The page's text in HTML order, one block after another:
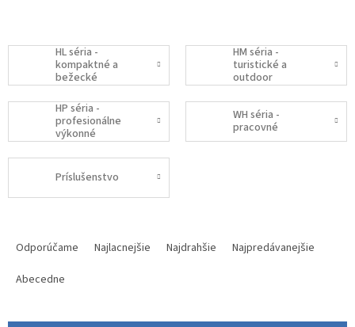
HL séria -
kompaktné a
bežecké
HM séria -
turistické a
outdoor
HP séria -
profesionálne
výkonné
WH séria -
pracovné
Príslušenstvo
Odporúčame Najlacnejšie Najdrahšie
Najpredávanejšie
Abecedne